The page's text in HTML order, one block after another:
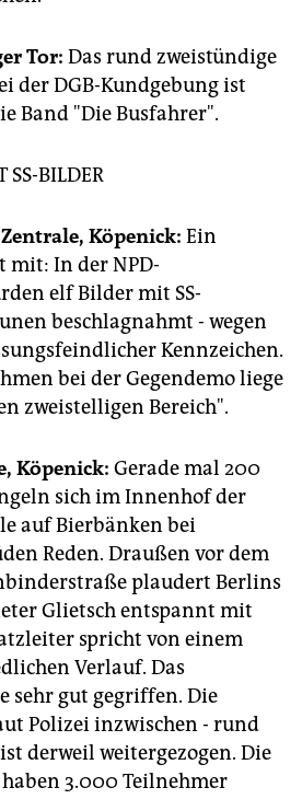
Tor: Das rund zweistündige
der DGB-Kundgebung ist
Band "Die Busfahrer".
SS-BILDER
Köpenick: Ein
mit: In der NPD-
elf Bilder mit SS-
beschlagnahmt - wegen
Kennzeichen.
bei der Gegendemo liege
zweistelligen Bereich".
Köpenick: Gerade mal 200
sich im Innenhof der
auf Bierbänken bei
Reden. Draußen vor dem
plaudert Berlins
Glietsch entspannt mit
spricht von einem
Verlauf. Das
sehr gut gegriffen. Die
Polizei inzwischen - rund
derweil weitergezogen. Die
3.000 Teilnehmer